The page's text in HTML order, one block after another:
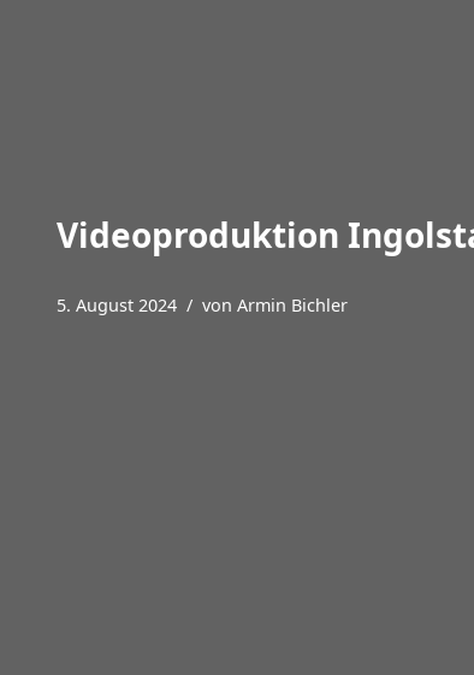
Videoproduktion
5. August 2024 von Armin Bichler